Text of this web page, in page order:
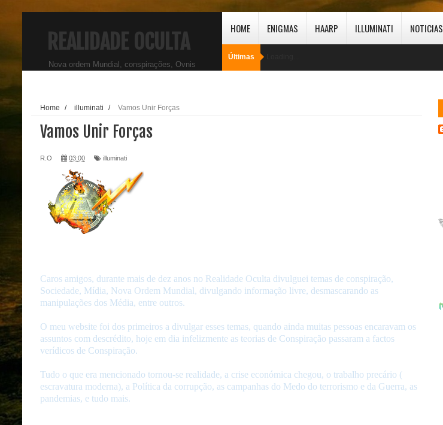
REALIDADE OCULTA
Nova ordem Mundial, conspirações, Ovnis
HOME ENIGMAS HAARP ILLUMINATI NOTICIAS
Últimas
Home / illuminati / Vamos Unir Forças
Vamos Unir Forças
R.O 03:00 illuminati
Caros amigos, durante mais de dez anos no Realidade Oculta divulguei temas de conspiração,
Sociedade, Mídia, Nova Ordem Mundial, divulgando informação livre, desmascarando as
manipulações dos Média, entre outros.
O meu website foi dos primeiros a divulgar esses temas, quando ainda muitas pessoas encaravam os
assuntos com descrédito, hoje em dia infelizmente as teorias de Conspiração passaram a factos
verídicos de Conspiração.
Tudo o que era mencionado tornou-se realidade, a crise económica chegou, o trabalho precário (
escravatura moderna), a Política da corrupção, as campanhas do Medo do terrorismo e da Guerra, as
pandemias, e tudo mais.